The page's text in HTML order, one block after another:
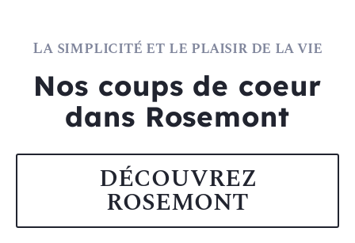
La simplicité et le plaisir de la vie
Nos coups de coeur
dans Rosemont
DÉCOUVREZ
ROSEMONT